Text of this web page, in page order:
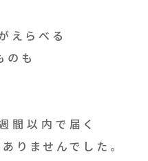
えらべる
のも
間以内で届く
りませんでした。